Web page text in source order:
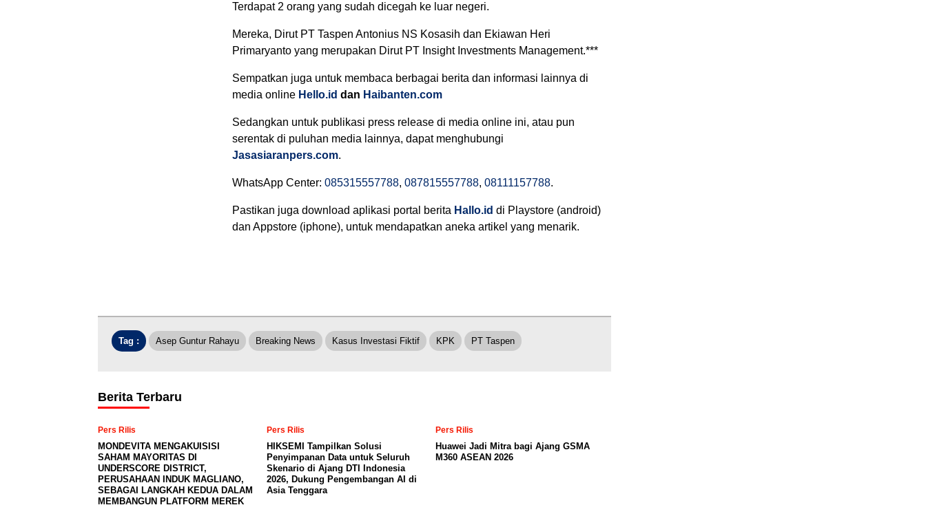
Terdapat 2 orang yang sudah dicegah ke luar negeri.
Mereka, Dirut PT Taspen Antonius NS Kosasih dan Ekiawan Heri
Primaryanto yang merupakan Dirut PT Insight Investments Management.***
Sempatkan juga untuk membaca berbagai berita dan informasi lainnya di
media online Hello.id dan Haibanten.com
Sedangkan untuk publikasi press release di media online ini, atau pun
serentak di puluhan media lainnya, dapat menghubungi
Jasasiaranpers.com.
WhatsApp Center: 085315557788, 087815557788, 08111157788.
Pastikan juga download aplikasi portal berita Hallo.id di Playstore (android)
dan Appstore (iphone), untuk mendapatkan aneka artikel yang menarik.
Tag : Asep Guntur Rahayu Breaking News Kasus Investasi Fiktif KPK PT Taspen
Berita Terbaru
Pers Rilis
MONDEVITA MENGAKUISISI
SAHAM MAYORITAS DI
UNDERSCORE DISTRICT,
PERUSAHAAN INDUK MAGLIANO,
SEBAGAI LANGKAH KEDUA DALAM
MEMBANGUN PLATFORM MEREK
Pers Rilis
HIKSEMI Tampilkan Solusi
Penyimpanan Data untuk Seluruh
Skenario di Ajang DTI Indonesia
2026, Dukung Pengembangan AI di
Asia Tenggara
Pers Rilis
Huawei Jadi Mitra bagi Ajang GSMA
M360 ASEAN 2026